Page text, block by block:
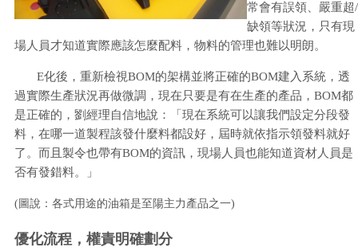
常會有誤領、嚴重超/
缺領等狀況，只有現
場人員才知道實際應該怎麼配料，物料的管理也難以明朗。
E化後，重新檢視BOM的架構並將正確的BOM建入系統，透
過實際生產狀況再做微調，現在只要是有在生產的產品，BOM都
是正確的，劉經理自信地說：「現在系統可以讓我們設定分段發
料，在哪一道製程該發什麼料都設好，屆時就依指示領發料就好
了。而且製令也帶有BOM的資訊，現場人員也能知道資材人員是
否有發錯料。」
(圖說：各式用途的油箱是至陽主力產品之一)
優化流程，權責明確劃分